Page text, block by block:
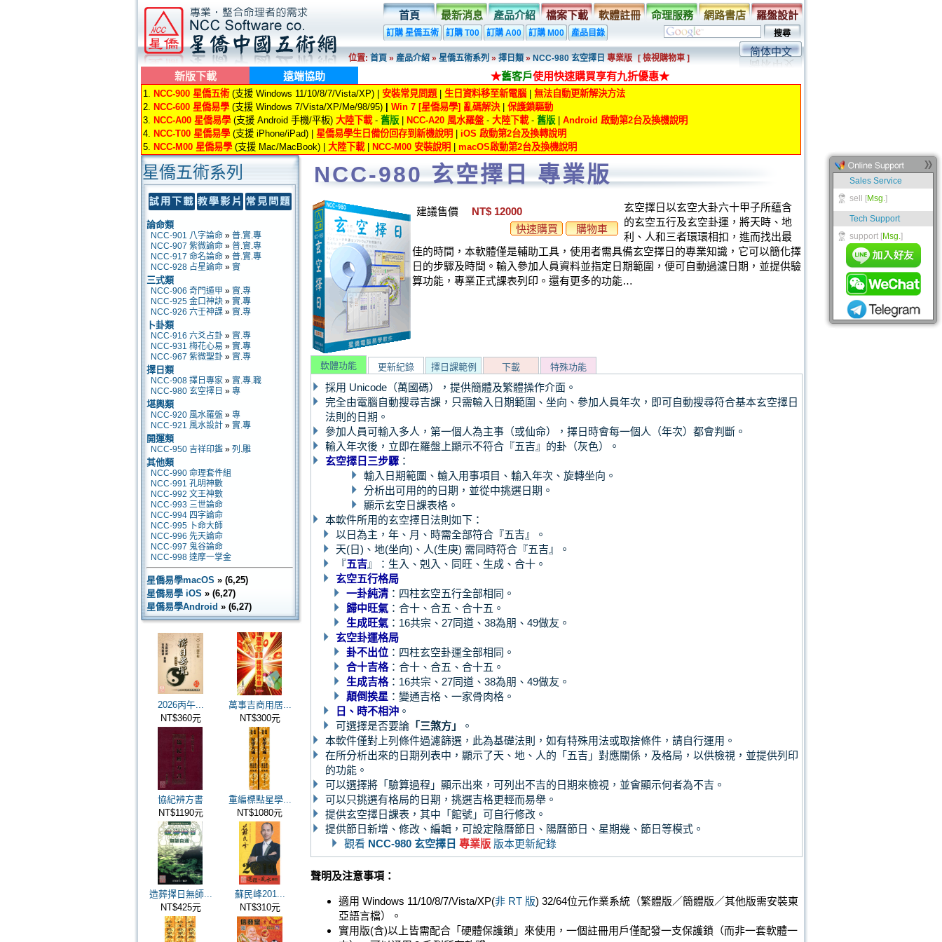
首頁 最新消息 產品介紹 檔案下載 軟體註冊 命理服務 網路書店 羅盤設計
訂購 星僑五術 訂購 T00 訂購 A00 訂購 M00 產品目錄
位置:首頁»產品介紹»星僑五術系列»擇日類»NCC-980 玄空擇日專業版 [ 檢視購物車 ]
简体中文
新版下載 遠端協助 ★舊客戶使用快速購買享有九折優惠★
1. NCC-900 星僑五術(支援 Windows 11/10/8/7/Vista/XP) | 安裝常見問題| 生日資料移至新電腦| 無法自動更新解決方法
2. NCC-600 星僑易學(支援 Windows 7/Vista/XP/Me/98/95) Win 7 [星僑易學] 亂碼解決| 保護鎖驅動
3. NCC-A00 星僑易學(支援 Android 手機/平板) 大陸下載- 舊版 NCC-A20 風水羅盤- 大陸下載- 舊版
Android 啟動第2台及換機說明
4. NCC-T00 星僑易學(支援 iPhone/iPad) | 星僑易學生日備份回存到新機說明
iOS 啟動第2台及換轉說明
5. NCC-M00 星僑易學(支援 Mac/MacBook) | 大陸下載| NCC-M00 安裝說明 macOS啟動第2台及換機說明
星僑五術系列
論命類
NCC-901 八字論命 » 普.實.專
NCC-907 紫微論命 » 普.實.專
NCC-917 命名論命 » 普.實.專
NCC-928 占星論命 » 實
三式類
NCC-906 奇門遁甲 » 實.專
NCC-925 金口神訣 » 實.專
NCC-926 六壬神課 » 實.專
卜卦類
NCC-916 六爻占卦 » 實.專
NCC-931 梅花心易 » 實.專
NCC-967 紫微聖卦 » 實.專
擇日類
NCC-908 擇日專家 » 實.專.職
NCC-980 玄空擇日 » 專
堪輿類
NCC-920 風水羅盤 » 專
NCC-921 風水設計 » 實.專
開運類
NCC-950 吉祥印鑑 » 列 .雕
其他類
NCC-990 命理套件組
NCC-991 孔明神數
NCC-992 文王神數
NCC-993 三世論命
NCC-994 四字論命
NCC-995 卜命大師
NCC-996 先天論命
NCC-997 鬼谷論命
NCC-998 達摩一掌金
星僑易學macOS » (6,25)
星僑易學 iOS » (6,27)
星僑易學Android » (6,27)
2026丙午...
NT$360元
萬事吉商用居...
NT$300元
協紀辨方書
NT$1190元
重編標點星學...
NT$1080元
造葬擇日無師...
NT$425元
蘇民峰201...
NT$310元
NCC-980 玄空擇日 專業版
建議售價
NT$ 12000
購物車
快速購買
玄空擇日以玄空大卦六十甲子所蘊含
的玄空五行及玄空卦運，將天時、地
利、人和三者環環相扣，進而找出最
佳的時間，本軟體僅是輔助工具，使用者需具備玄空擇日的專業知識，它可以簡化擇
日的步驟及時間。輸入參加人員資料並指定日期範圍，便可自動過濾日期，並提供驗
算功能，專業正式課表列印。還有更多的功能…
軟體功能 更新紀錄 擇日課範例 下載 特殊功能
採用 Unicode（萬國碼），提供簡體及繁體操作介面。
完全由電腦自動搜尋吉課，只需輸入日期範圍、坐向、參加人員年次，即可自動搜尋符合基本玄空擇日
法則的日期。
參加人員可輸入多人，第一個人為主事（或仙命），擇日時會每一個人（年次）都會判斷。
輸入年次後，立即在羅盤上顯示不符合『五吉』的卦（灰色）。
玄空擇日三步驟 ：
輸入日期範圍、輸入用事項目、輸入年次、旋轉坐向。
分析出可用的的日期，並從中挑選日期。
顯示玄空日課表格。
本軟件所用的玄空擇日法則如下：
以日為主，年、月、時需全部符合『五吉』。
天(日)、地(坐向)、人(生庚) 需同時符合『五吉』。
『五吉』：生入、剋入、同旺、生成、合十。
玄空五行格局
一卦純清 ：四柱玄空五行全部相同。
歸中旺氣 ：合十、合五、合十五。
生成旺氣 ：16共宗、27同道、38為朋、49做友。
玄空卦運格局
卦不出位 ：四柱玄空卦運全部相同。
合十吉格：合十、合五、合十五。
生成吉格：16共宗、27同道、38為朋、49做友。
顛倒挨星 ：變通吉格、一家骨肉格。
日、時不相沖 。
可選擇是否要論 「三煞方」
。
本軟件僅對上列條件過濾篩選，此為基礎法則，如有特殊用法或取捨條件，請自行運用。
在所分析出來的日期列表中，顯示了天、地、人的「五吉」對應關係，及格局，以供檢視，並提供列印
的功能。
可以選擇將「驗算過程」顯示出來，可列出不吉的日期來檢視，並會顯示何者為不吉。
可以只挑選有格局的日期，挑選吉格更輕而易舉。
提供玄空擇日課表，其中「館號」可自行修改。
提供節日新增、修改、編輯，可設定陰曆節日、陽曆節日、星期幾、節日等模式。
觀看 NCC-980 玄空擇日 專業版 版本更新紀錄
聲明及注意事項：
適用 Windows 11/10/8/7/Vista/XP(非 RT 版) 32/64位元作業系統（繁體版／簡體版／其他版需安裝東
亞語言檔）。
實用版(含)以上皆需配合「硬體保護鎖」來使用，一個註冊用戶僅配發一支保護鎖（而非一套軟體一